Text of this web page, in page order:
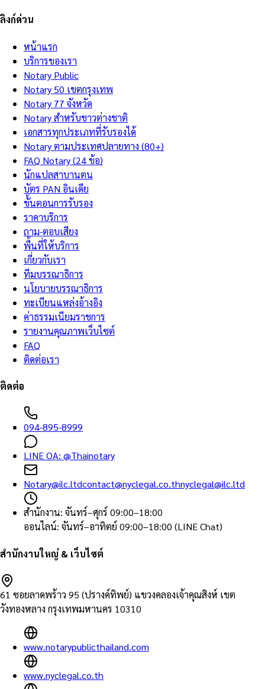
ลิงก์ด่วน
หน้าแรก
บริการของเรา
Notary Public
Notary 50 เขตกรุงเทพ
Notary 77 จังหวัด
Notary สำหรับชาวต่างชาติ
เอกสารทุกประเภทที่รับรองได้
Notary ตามประเทศปลายทาง (80+)
FAQ Notary (24 ข้อ)
นักแปลสาบานตน
บัตร PAN อินเดีย
ขั้นตอนการรับรอง
ราคาบริการ
ถาม-ตอบเสียง
พื้นที่ให้บริการ
เกี่ยวกับเรา
ทีมบรรณาธิการ
นโยบายบรรณาธิการ
ทะเบียนแหล่งอ้างอิง
ค่าธรรมเนียมราชการ
รายงานคุณภาพเว็บไซต์
FAQ
ติดต่อเรา
ติดต่อ
094-895-8999
LINE OA: @Thainotary
Notary@ilc.ltdcontact@nyclegal.co.thnyclegal@ilc.ltd
สำนักงาน: จันทร์–ศุกร์ 09:00–18:00
ออนไลน์: จันทร์–อาทิตย์ 09:00–18:00 (LINE Chat)
สำนักงานใหญ่ & เว็บไซต์
61 ซอยลาดพร้าว 95 (ปรางค์ทิพย์) แขวงคลองเจ้าคุณสิงห์ เขต
วังทองหลาง กรุงเทพมหานคร 10310
www.notarypublicthailand.com
www.nyclegal.co.th